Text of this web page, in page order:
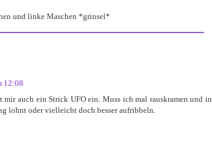
und linke Maschen *grinsel*
12:08
mir auch ein Strick UFO ein. Muss ich mal rauskramen und in
lohnt oder vielleicht doch besser aufribbeln.